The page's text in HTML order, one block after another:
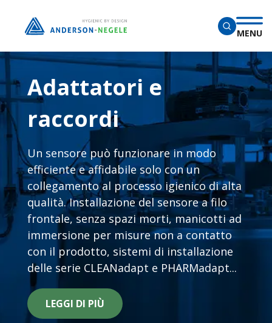
MENU
Adattatori e
raccordi
Un sensore può funzionare in modo
efficiente e affidabile solo con un
collegamento al processo igienico di alta
qualità. Installazione del sensore a filo
frontale, senza spazi morti, manicotti ad
immersione per misure non a contatto
con il prodotto, sistemi di installazione
delle serie CLEANadapt e PHARMadapt...
LEGGI DI PIÙ